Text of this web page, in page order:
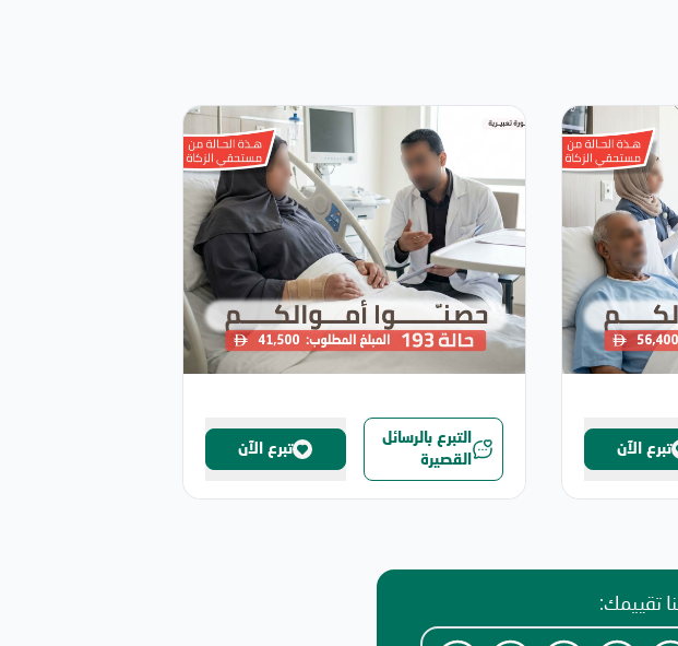
تبرع الآن
التبرع بالرسائل
القصيرة
تبرع الآن
تقييمك: